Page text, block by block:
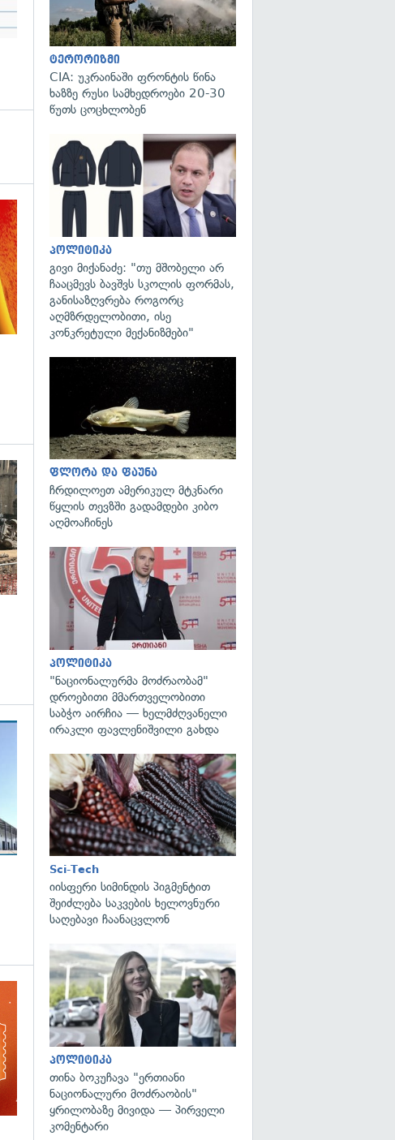
გადახედვა
გადახედვა
გადახედვა
ტერორიზმი
CIA: უკრაინაში ფრონტის წინა
ხაზზე რუსი სამხედროები 20-30
წუთს ცოცხლობენ
პოლიტიკა
გივი მიქანაძე: "თუ მშობელი არ
ჩააცმევს ბავშვს სკოლის ფორმას,
განისაზღვრება როგორც
აღმზრდელობითი, ისე
კონკრეტული მექანიზმები"
ფლორა და ფაუნა
ჩრდილოეთ ამერიკულ მტკნარი
წყლის თევზში გადამდები კიბო
აღმოაჩინეს
პოლიტიკა
"ნაციონალურმა მოძრაობამ"
დროებითი მმართველობითი
საბჭო აირჩია — ხელმძღვანელი
ირაკლი ფავლენიშვილი გახდა
Sci-Tech
იისფერი სიმინდის პიგმენტით
შეიძლება საკვების ხელოვნური
საღებავი ჩაანაცვლონ
პოლიტიკა
თინა ბოკუჩავა "ერთიანი
ნაციონალური მოძრაობის"
ყრილობაზე მივიდა — პირველი
კომენტარი